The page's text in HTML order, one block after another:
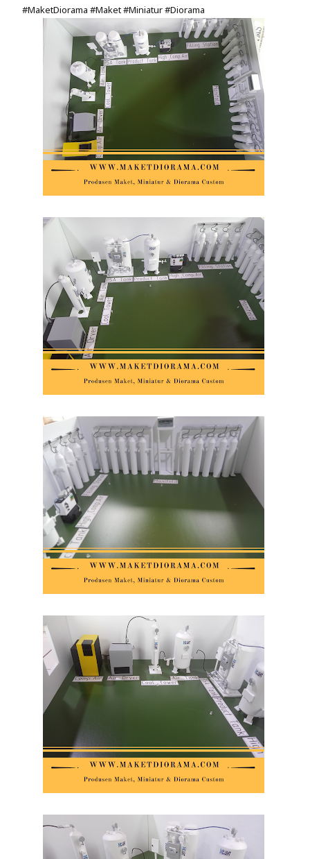
#MaketDiorama #Maket #Miniatur #Diorama